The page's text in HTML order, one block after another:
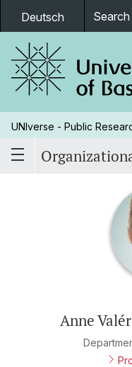
Deutsch Search
UNIverse - Public
Anne